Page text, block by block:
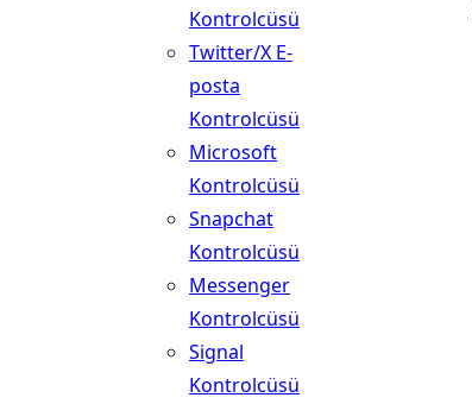
Kontrolcüsü
Twitter/X E-
posta
Kontrolcüsü
Microsoft
Kontrolcüsü
Snapchat
Kontrolcüsü
Messenger
Kontrolcüsü
Signal
Kontrolcüsü